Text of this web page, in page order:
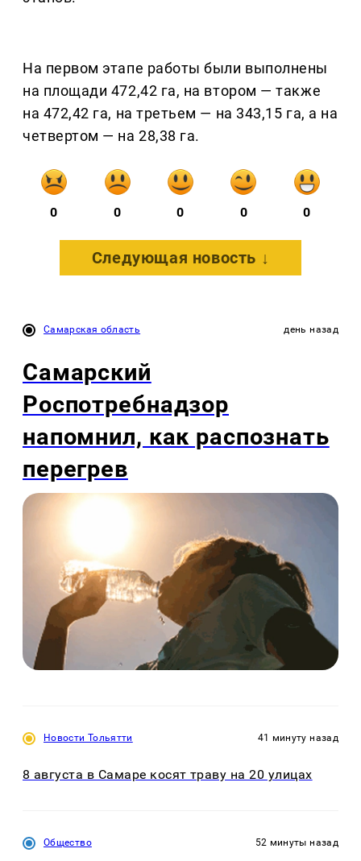
На первом этапе работы были выполнены
на площади 472,42 га, на втором — также
на 472,42 га, на третьем — на 343,15 га, а на
четвертом — на 28,38 га.
0 0 0 0 0
Следующая новость ↓
Самарская область день назад
Самарский
Роспотребнадзор
напомнил, как распознать
перегрев
Новости Тольятти 41 минуту назад
8 августа в Самаре косят траву на 20 улицах
Общество 52 минуты назад